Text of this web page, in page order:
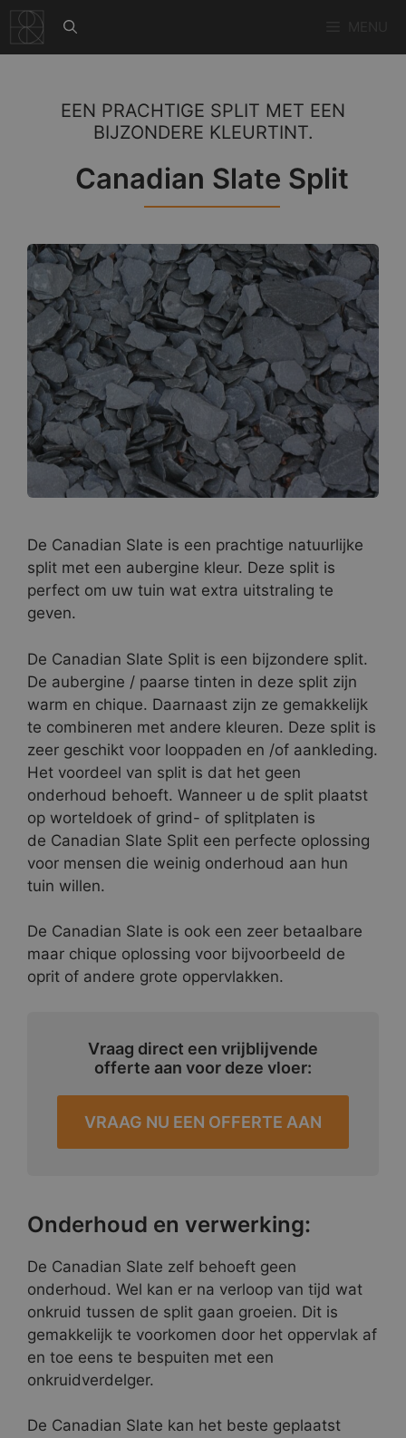
naar
de
EEN PRACHTIGE SPLIT MET EEN
BIJZONDERE KLEURTINT.
Canadian Slate Split
De Canadian Slate is een prachtige natuurlijke
split met een aubergine kleur. Deze split is
perfect om uw tuin wat extra uitstraling te
geven.
De Canadian Slate Split is een bijzondere split.
De aubergine / paarse tinten in deze split zijn
warm en chique. Daarnaast zijn ze gemakkelijk
te combineren met andere kleuren. Deze split is
zeer geschikt voor looppaden en /of aankleding.
Het voordeel van split is dat het geen
onderhoud behoeft. Wanneer u de split plaatst
op worteldoek of grind- of splitplaten is
de Canadian Slate Split een perfecte oplossing
voor mensen die weinig onderhoud aan hun
tuin willen.
De Canadian Slate is ook een zeer betaalbare
maar chique oplossing voor bijvoorbeeld de
oprit of andere grote oppervlakken.
Vraag direct een vrijblijvende
offerte aan voor deze vloer:
VRAAG NU EEN OFFERTE AAN
Onderhoud en verwerking:
De Canadian Slate zelf behoeft geen
onderhoud. Wel kan er na verloop van tijd wat
onkruid tussen de split gaan groeien. Dit is
gemakkelijk te voorkomen door het oppervlak af
en toe eens te bespuiten met een
onkruidverdelger.
De Canadian Slate kan het beste geplaatst